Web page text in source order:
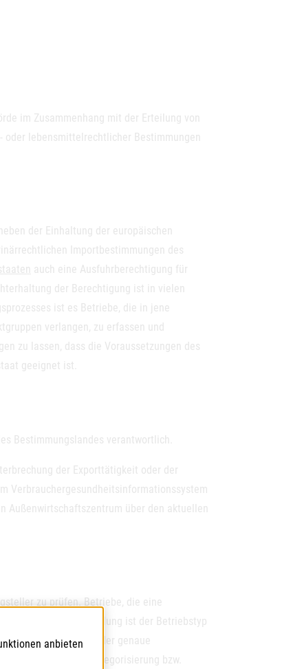
im Zusammenhang mit der Erteilung von
oder lebensmittelrechtlicher Bestimmungen
der Einhaltung der europäischen
Importbestimmungen des
auch eine Ausfuhrberechtigung für
der Berechtigung ist in vielen
ist es Betriebe, die in jene
verlangen, zu erfassen und
zu lassen, dass die Voraussetzungen des
geeignet ist.
Bestimmungslandes verantwortlich.
der Exporttätigkeit oder der
Verbrauchergesundheitsinformationssystem
Außenwirtschaftszentrum über den aktuellen
zu prüfen. Betriebe, die eine
Bei der Antragstellung ist der Betriebstyp
(z.B. HS-Codes oder genaue
Produktkategorisierung bzw.
anbieten